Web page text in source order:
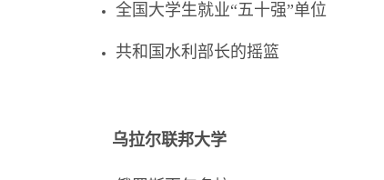
全国大学生就业“五十强”单位
共和国水利部长的摇篮
乌拉尔联邦大学